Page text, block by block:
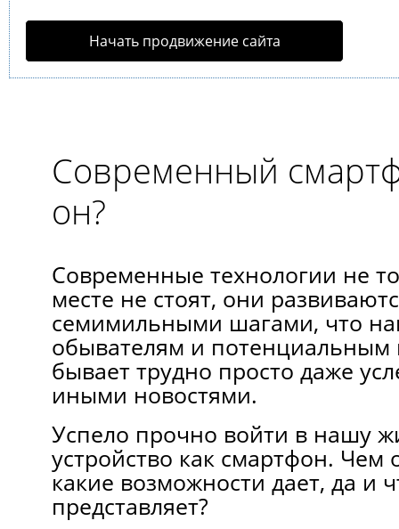
Начать продвижение сайта
Современный
он?
Современные технологии не
месте не стоят, они
семимильными шагами, что
обывателям и потенциальным
бывает трудно просто даже
иными новостями.
Успело прочно войти в нашу
устройство как смартфон. Чем
какие возможности дает, да и
представляет?